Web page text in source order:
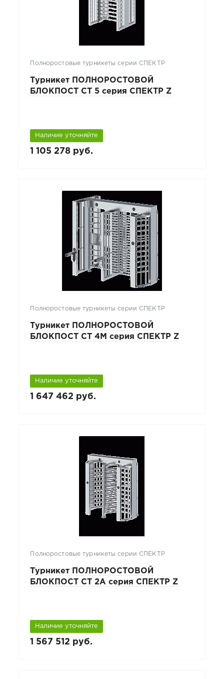
Полноростовые турникеты серии СПЕКТР
Турникет ПОЛНОРОСТОВОЙ
БЛОКПОСТ СТ 5 серия СПЕКТР Z
Наличие уточняйте
1 105 278 руб.
Полноростовые турникеты серии СПЕКТР
Турникет ПОЛНОРОСТОВОЙ
БЛОКПОСТ СТ 4М серия СПЕКТР Z
Наличие уточняйте
1 647 462 руб.
Полноростовые турникеты серии СПЕКТР
Турникет ПОЛНОРОСТОВОЙ
БЛОКПОСТ СТ 2А серия СПЕКТР Z
Наличие уточняйте
1 567 512 руб.